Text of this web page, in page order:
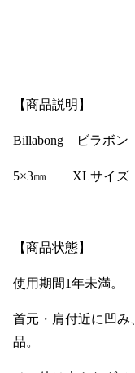
【商品説明】
Billabong ビラボ
5×3㎜ XLサイズ
【商品状態】
使用期間1年未満。
首元・肩付近に凹み
品。